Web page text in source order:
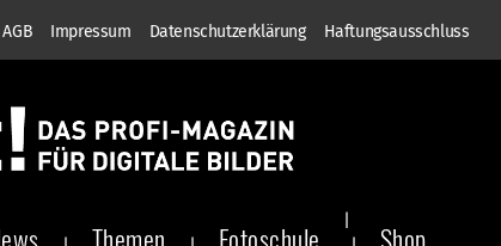
AGB Impressum Datenschutzerklärung Haftungsausschluss